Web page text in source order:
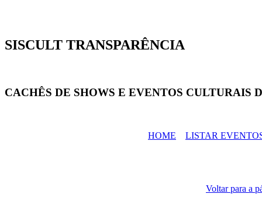
SISCULT TRANSPARÊNCIA
CACHÊS DE SHOWS E EVENTOS CULTURAIS
HOME LISTAR
Voltar para a